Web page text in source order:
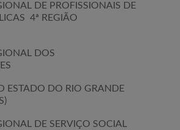
DE PROFISSIONAIS DE
4ª REGIÃO
DOS
ESTADO DO RIO GRANDE
DE SERVIÇO SOCIAL